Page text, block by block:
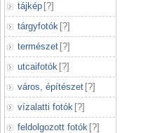
tájkép [?]
tárgyfotók [?]
természet [?]
utcaifotók [?]
város, építészet [?]
vízalatti fotók [?]
feldolgozott fotók [?]